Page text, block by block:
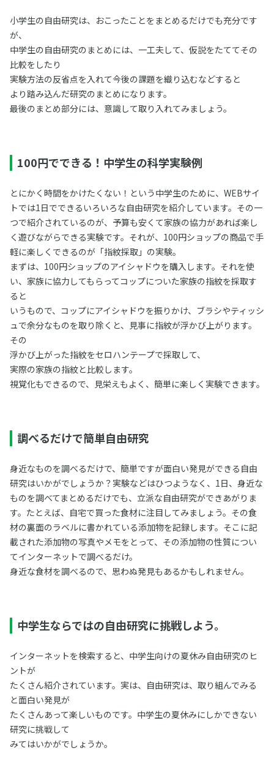
小学生の自由研究は、おこったことをまとめるだけでも充分です
が、
中学生の自由研究のまとめには、一工夫して、仮説をたててその
比較をしたり
実験方法の反省点を入れて今後の課題を織り込むなどすると
より踏み込んだ研究のまとめになります。
最後のまとめ部分には、意識して取り入れてみましょう。
100円でできる！中学生の科学実験例
とにかく時間をかけたくない！という中学生のために、WEBサイ
トでは1日でできるいろいろな自由研究を紹介しています。その一
つで紹介されているのが、予算も安くて家族の協力があれば楽し
く遊びながらできる実験です。それが、100円ショップの商品で手
軽に楽しくできるのが「指紋採取」の実験。
まずは、100円ショップのアイシャドウを購入します。それを使
い、家族に協力してもらってコップについた家族の指紋を採取す
ると
いうもので、コップにアイシャドウを振りかけ、ブラシやティッシ
ュで余分なものを取り除くと、見事に指紋が浮かび上がります。
その
浮かび上がった指紋をセロハンテープで採取して、
実際の家族の指紋と比較します。
視覚化もできるので、見栄えもよく、簡単に楽しく実験できます。
調べるだけで簡単自由研究
身近なものを調べるだけで、簡単ですが面白い発見ができる自由
研究はいかがでしょうか？実験などはひつようなく、1日、身近な
ものを調べてまとめるだけでも、立派な自由研究ができあがりま
す。たとえば、自宅で買った食材に注目してみましょう。その食
材の裏面のラベルに書かれている添加物を記録します。そこに記
載された添加物の写真やメモをとって、その添加物の性質につい
てインターネットで調べるだけ。
身近な食材を調べるので、思わぬ発見もあるかもしれません。
中学生ならではの自由研究に挑戦しよう。
インターネットを検索すると、中学生向けの夏休み自由研究のヒ
ントが
たくさん紹介されています。実は、自由研究は、取り組んでみる
と面白い発見が
たくさんあって楽しいものです。中学生の夏休みにしかできない
研究に挑戦して
みてはいかがでしょうか。